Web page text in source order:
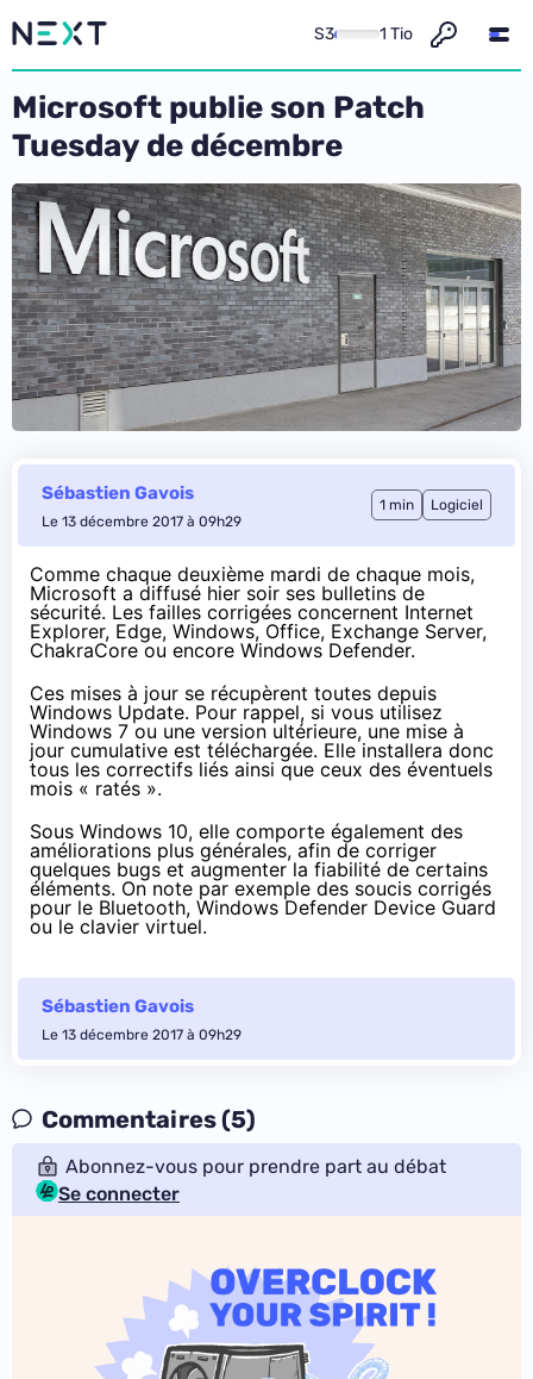
S3 1 Tio
Microsoft publie son Patch
Tuesday de décembre
Sébastien Gavois
Le 13 décembre 2017 à 09h29
1 min Logiciel
Comme chaque deuxième mardi de chaque mois,
Microsoft a diffusé hier soir ses bulletins de
sécurité. Les failles corrigées concernent Internet
Explorer, Edge, Windows, Office, Exchange Server,
ChakraCore ou encore Windows Defender.
Ces mises à jour se récupèrent toutes depuis
Windows Update. Pour rappel, si vous utilisez
Windows 7 ou une version ultérieure, une mise à
jour cumulative est téléchargée. Elle installera donc
tous les correctifs liés ainsi que ceux des éventuels
mois « ratés ».
Sous Windows 10, elle comporte également des
améliorations plus générales, afin de corriger
quelques bugs et augmenter la fiabilité de certains
éléments. On note par exemple des soucis corrigés
pour le Bluetooth, Windows Defender Device Guard
ou le clavier virtuel.
Sébastien Gavois
Le 13 décembre 2017 à 09h29
Commentaires (5)
Abonnez-vous pour prendre part au débat
Se connecter